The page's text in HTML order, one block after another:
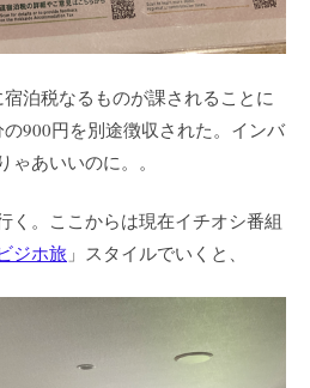
泊税なるものが課されることに
900円を別途徴収された。インバ
あいいのに。。
く。ここからは現在イチオシ番組
ジホ旅 」スタイルでいくと、